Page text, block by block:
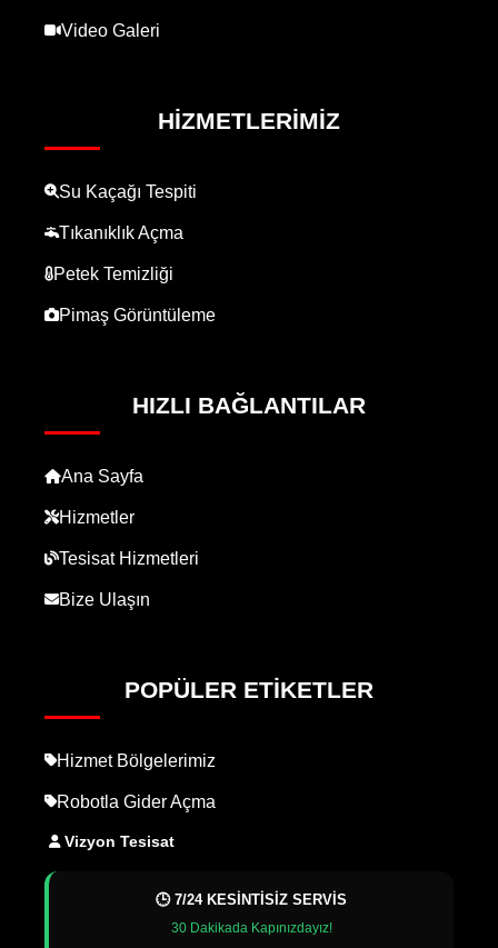
Video Galeri
HIZMETLERIMIZ
Su Kaçağı Tespiti
Tıkanıklık Açma
Petek Temizliği
Pimaş Görüntüleme
HIZLI BAĞLANTILAR
Ana Sayfa
Hizmetler
Tesisat Hizmetleri
Bize Ulaşın
POPÜLER ETIKETLER
Hizmet Bölgelerimiz
Robotla Gider Açma
Vizyon Tesisat
🕒 7/24 KESİNTİSİZ SERVİS
30 Dakikada Kapınızdayız!